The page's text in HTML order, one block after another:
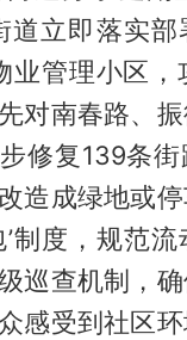
道立即落实
业管理小区
对南春路、
修复139条
造成绿地或
’制度，规范
巡查机制，
感受到社区